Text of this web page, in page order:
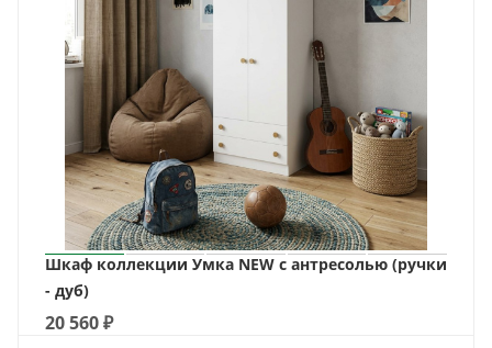
Шкаф коллекции Умка NEW с антресолью (ручки
- дуб)
20 560₽